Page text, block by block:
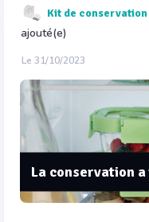
Kit de conservation sous vide -
ajouté(e)
Le 31/10/2023
La conservation